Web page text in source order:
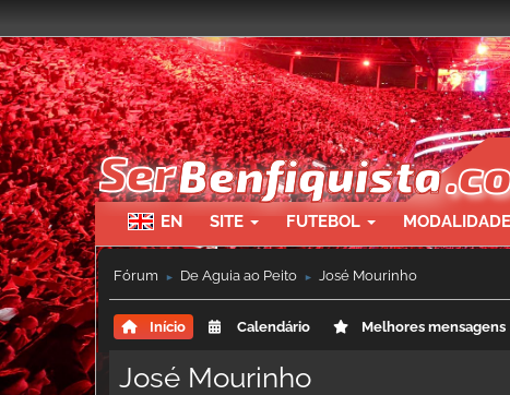
EN SITE FUTEBOL
Fórum ► De Águia ao Peito ► José Mourinho
Início Calendário Melhores mensagens
José Mourinho